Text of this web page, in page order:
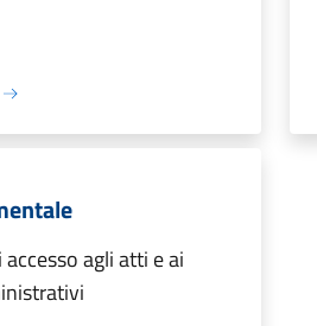
agli atti e ai